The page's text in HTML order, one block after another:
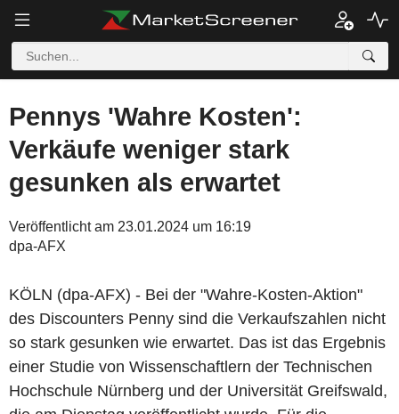
Pennys 'Wahre Kosten':
Verkäufe weniger stark
gesunken als erwartet
Veröffentlicht am 23.01.2024 um 16:19
dpa-AFX
KÖLN (dpa-AFX) - Bei der "Wahre-Kosten-Aktion"
des Discounters Penny sind die Verkaufszahlen nicht
so stark gesunken wie erwartet. Das ist das Ergebnis
einer Studie von Wissenschaftlern der Technischen
Hochschule Nürnberg und der Universität Greifswald,